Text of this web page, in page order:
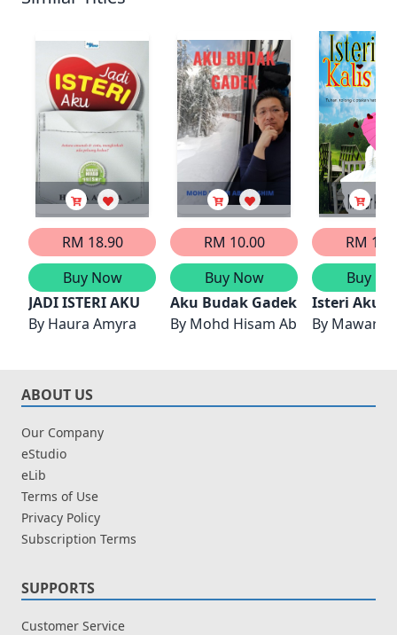
RM 18.90
Buy Now
JADI ISTERI AKU
By Haura Amyra
RM 10.00
Buy Now
Aku Budak Gadek
By Mohd Hisam Abu Hashim
RM
Buy
Isteri Aku
By Mawar
ABOUT US
Our Company
eStudio
eLib
Terms of Use
Privacy Policy
Subscription Terms
SUPPORTS
Customer Service